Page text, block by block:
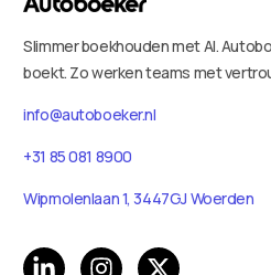
Slimmer boekhouden met AI.
boekt. Zo werken teams met
info@autoboeker.nl
+31 85 081 8900
Wipmolenlaan 1, 3447GJ Woerden